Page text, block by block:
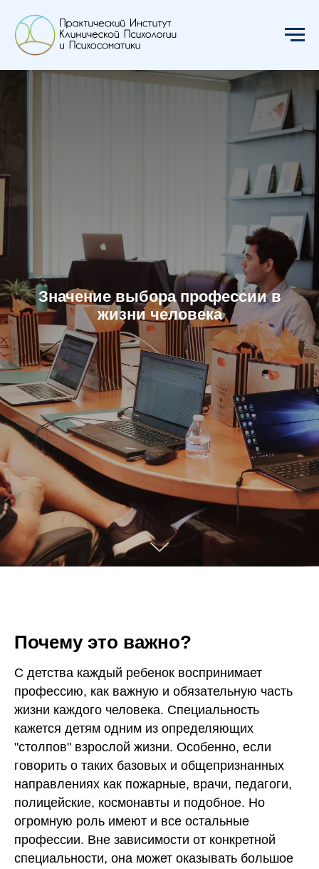
Значение выбора профессии в
жизни человека
Почему это важно?
С детства каждый ребенок воспринимает
профессию, как важную и обязательную часть
жизни каждого человека. Специальность
кажется детям одним из определяющих
"столпов" взрослой жизни. Особенно, если
говорить о таких базовых и общепризнанных
направлениях как пожарные, врачи, педагоги,
полицейские, космонавты и подобное. Но
огромную роль имеют и все остальные
профессии. Вне зависимости от конкретной
специальности, она может оказывать большое